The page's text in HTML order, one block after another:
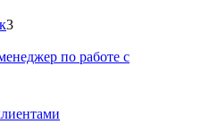
3
по работе с